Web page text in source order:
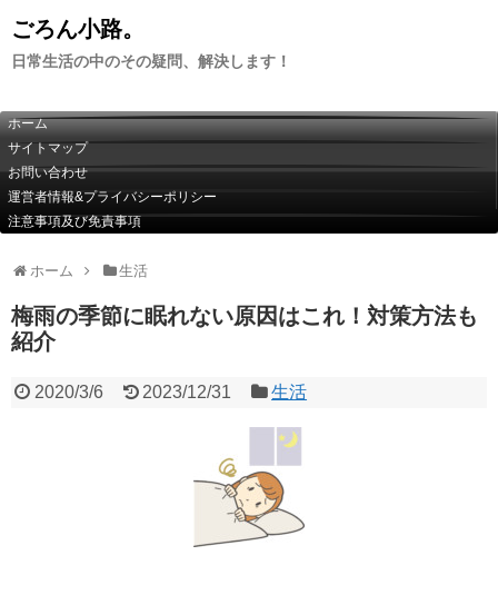
ごろん小路。
日常生活の中のその疑問、解決します！
ホーム
サイトマップ
お問い合わせ
運営者情報&プライバシーポリシー
注意事項及び免責事項
ホーム 生活
梅雨の季節に眠れない原因はこれ！対策方法も
紹介
2020/3/6 2023/12/31 生活